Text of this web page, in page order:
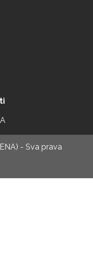
- Sva prava